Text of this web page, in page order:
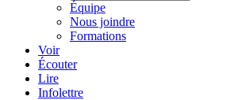
Équipe
Nous joindre
Formations
Voir
Écouter
Lire
Infolettre